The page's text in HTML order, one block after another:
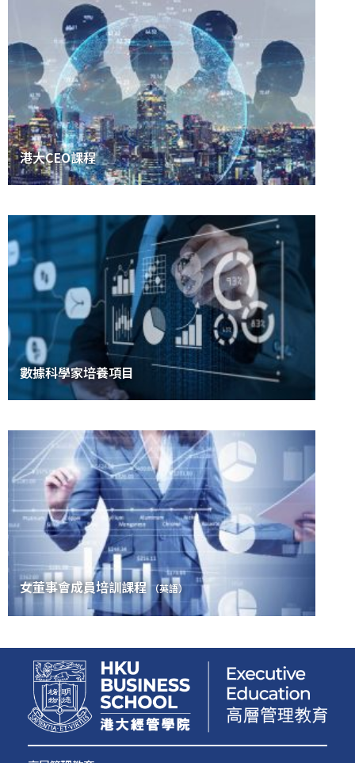
港大CEO課程
數據科學家培養項目
女董事會成員培訓課程（英語）